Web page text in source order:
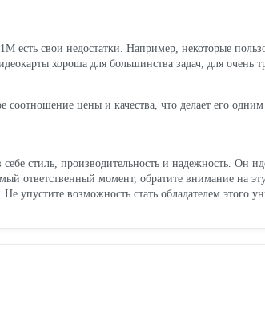
есть свои недостатки. Например, некоторые
хороша для большинства задач, для очень
соотношение цены и качества, что делает его
стиль, производительность и надежность. Он
ответственный момент, обратите внимание на
упустите возможность стать обладателем